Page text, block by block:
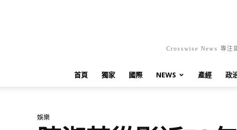
Crosswise News 專注
首頁 獨家 國際 NEWS 產經 政
娛樂